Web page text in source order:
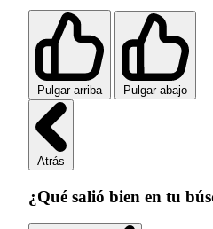
Pulgar arriba Pulgar abajo
Atrás
¿Qué salió bien en tu